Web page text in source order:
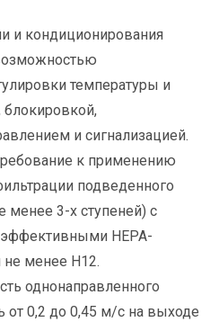
и кондиционирования
температуры и
блокировкой,
и сигнализацией.
к применению
подведенного
менее 3-х ступеней) с
НЕРА-
менее H12.
однонаправленного
от 0,2 до 0,45 м/с на выходе